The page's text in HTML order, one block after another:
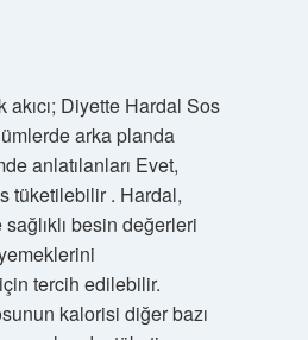
akıcı; Diyette Hardal Sos
arka planda
anlatılanları Evet,
tüketilebilir . Hardal,
besin değerleri
tercih edilebilir.
kalorisi diğer bazı